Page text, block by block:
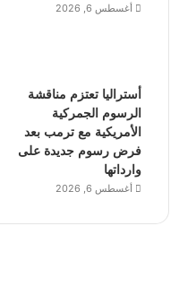
أغسطس 6, 2026
أستراليا تعتزم مناقشة
الرسوم الجمركية
الأمريكية مع ترمب بعد
فرض رسوم جديدة على
وارداتها
أغسطس 6, 2026